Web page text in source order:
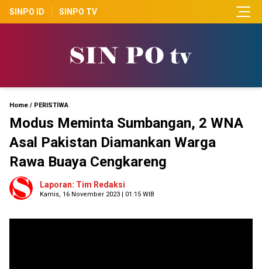
SINPO ID SINPO TV
Home / PERISTIWA
Modus Meminta Sumbangan, 2 WNA
Asal Pakistan Diamankan Warga
Rawa Buaya Cengkareng
Laporan: Tim Redaksi
Kamis, 16 November 2023 | 01:15 WIB